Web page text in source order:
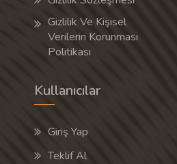
Gizlilik Ve Kişisel
Verilerin Korunması
Politikası
Kullanıcılar
Giriş Yap
Teklif Al